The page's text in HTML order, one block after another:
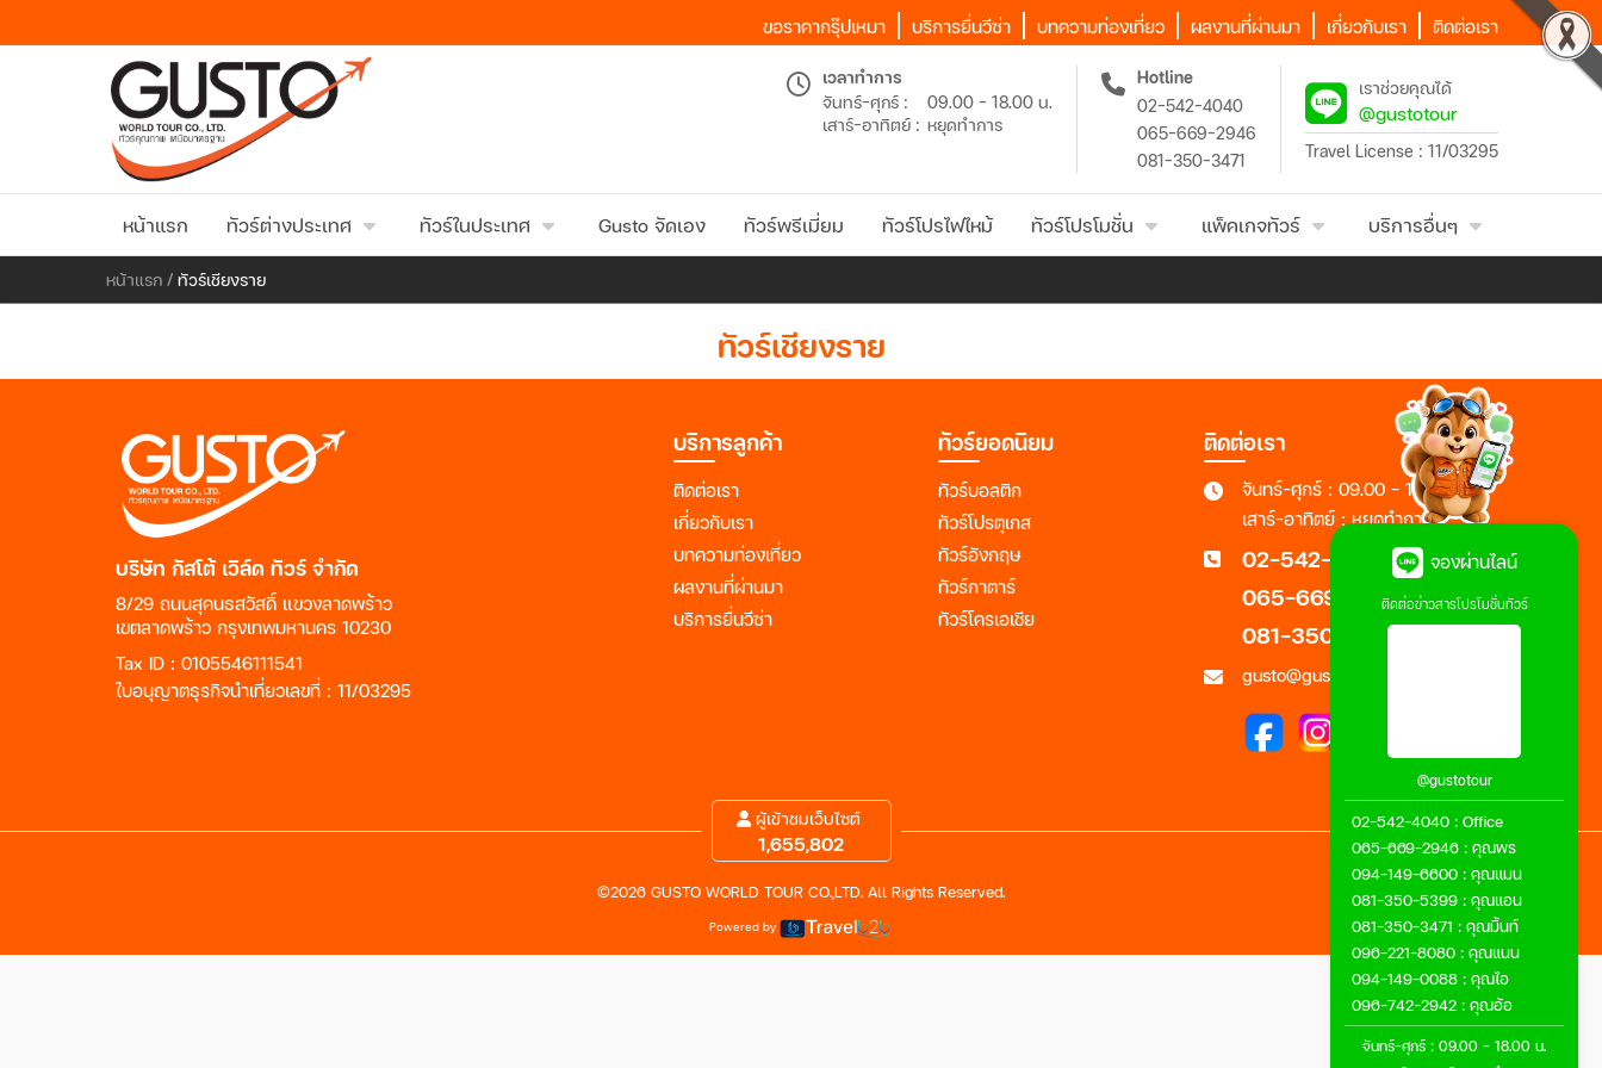
ขอราคากรุ๊ปเหมา บริการยื่นวีซ่า บทความท่องเที่ยว ผลงานที่ผ่านมา เกี่ยวกับเรา ติดต่อเรา
เวลาทำการ
จันทร์-ศุกร์ :
09.00 - 18.00 น.
เสาร์-อาทิตย์ : หยุดทำการ
Hotline
02-542-4040
065-669-2946
081-350-3471
เราช่วยคุณได้
@gustotour
Travel License : 11/03295
หน้าแรก ทัวร์ต่างประเทศ ทัวร์ในประเทศ Gusto จัดเอง ทัวร์พรีเมี่ยม ทัวร์โปรไฟไหม้ ทัวร์โปรโมชั่น แพ็คเกจทัวร์ บริการอื่นๆ
หน้าแรก / ทัวร์เชียงราย
ทัวร์เชียงราย
บริษัท กัสโต้ เวิล์ด ทัวร์ จำกัด
8/29 ถนนสุคนธสวัสดิ์ แขวงลาดพร้าว
เขตลาดพร้าว กรุงเทพมหานคร 10230
Tax ID : 0105546111541
ใบอนุญาตธุรกิจนำเที่ยวเลขที่ : 11/03295
บริการลูกค้า
ติดต่อเรา
เกี่ยวกับเรา
บทความท่องเที่ยว
ผลงานที่ผ่านมา
บริการยื่นวีซ่า
ทัวร์ยอดนิยม
ทัวร์บอลติก
ทัวร์โปรตุเกส
ทัวร์อังกฤษ
ทัวร์กาตาร์
ทัวร์โครเอเชีย
ติดต่อเรา
จันทร์-ศุกร์ : 09.00 - 18.00 น.
เสาร์-อาทิตย์ : หยุดทำการ
02-542-4040
065-669-2946
081-350-3471
gusto@gustotour.com
ผู้เข้าชมเว็บไซต์
1,655,802
©2026 GUSTO WORLD TOUR CO.,LTD. All Rights Reserved. กลับขึ้นด้านบน
Powered by
จองผ่านไลน์
ติดต่อข่าวสารโปรโมชั่นทัวร์
@gustotour
02-542-4040 : Office
065-669-2946 : คุณพร
094-149-6600 : คุณแมน
081-350-5399 : คุณแอน
081-350-3471 : คุณมิ้นท์
096-221-8080 : คุณแนน
094-149-0088 : คุณไอ
096-742-2942 : คุณอ้อ
จันทร์-ศุกร์ : 09.00 - 18.00 น.